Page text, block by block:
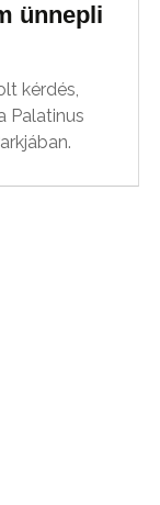
ünnepli
kérdés,
Palatinus